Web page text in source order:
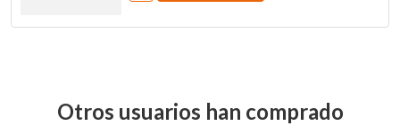
Otros usuarios han comprado